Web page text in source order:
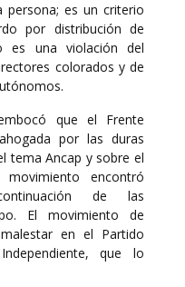
es un criterio
por distribución de
es una violación del
colorados y de
que el Frente
por las duras
tema Ancap y sobre el
encontró
de las
El movimiento de
en el Partido
que lo